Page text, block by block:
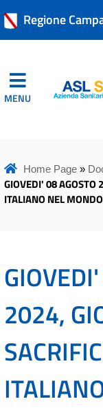
Regione
MENU
Home Page»
GIOVEDI' 08 AGOSTO
ITALIANO NEL MONDO
2024,